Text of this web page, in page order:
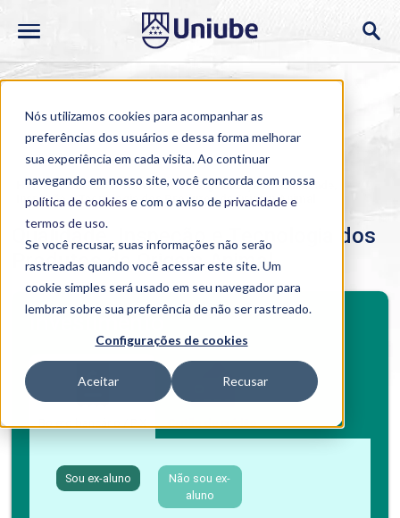
Nós utilizamos cookies para acompanhar as
preferências dos usuários e dessa forma melhorar
sua experiência em cada visita. Ao continuar
navegando em nosso site, você concorda com nossa
política de cookies e com o aviso deprivacidade e
termos de uso.
Se você recusar, suas informações não serão
rastreadas quando você acessar este site. Um
cookie simples será usado em seu navegador para
lembrar sobre sua preferência de não ser rastreado.
Configurações de cookies
Aceitar Recusar
Home > Cursos > Ao Vivo > Pós-graduação > Qualidade,
Inspeção e Tecnologia dos Produtos de Origem Animal
Qualidade, Inspeção e Tecnologia dos
Produtos de Origem Animal
Investimento
Boleto bancário / PIX Cartão de crédito
Sou ex-aluno
Não sou ex-
aluno
BENEFÍCIOS
Benefícios pós-graduação